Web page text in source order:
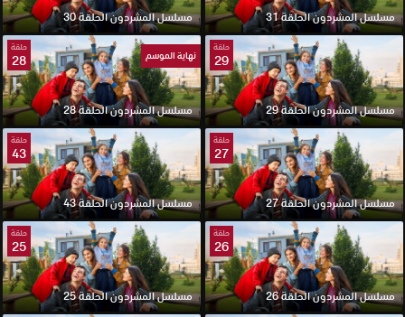
مسلسل المشردون الحلقة 31 مسلسل المشردون الحلقة 30
حلقة
29
مسلسل المشردون الحلقة 29
نهاية الموسم
حلقة
28
مسلسل المشردون الحلقة 28
حلقة
27
مسلسل المشردون الحلقة 27
حلقة
43
مسلسل المشردون الحلقة 43
حلقة
26
مسلسل المشردون الحلقة 26
حلقة
25
مسلسل المشردون الحلقة 25